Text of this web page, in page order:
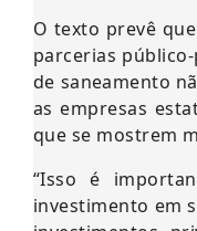
O texto prevê
parcerias
de saneamento
as empresas
que se mostrem
“Isso é
investimento em